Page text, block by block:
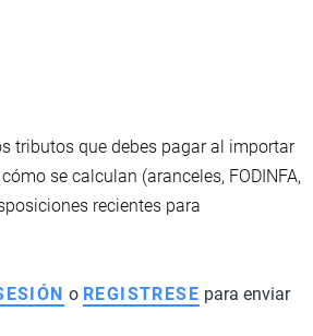
tributos que debes pagar al importar
se calculan (aranceles, FODINFA,
recientes para
o REGISTRESE para enviar